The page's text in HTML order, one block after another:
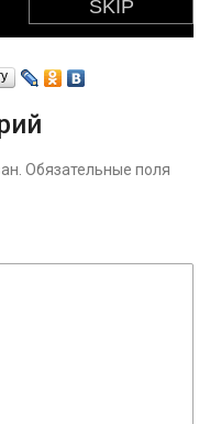
Обязательные поля